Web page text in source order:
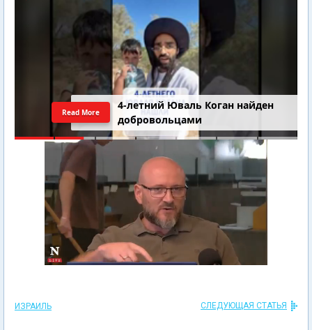
4-летний Юваль Коган найден
добровольцами
Read More
ИЗРАИЛЬ СЛЕДУЮЩАЯ СТАТЬЯ